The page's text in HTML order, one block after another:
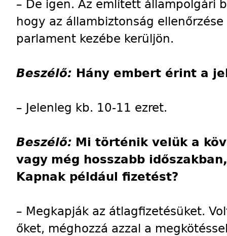
– De igen. Az említett állampolgári
hogy az állambiztonság
parlament kezébe kerüljön.
Beszélő: Hány embert érint a
– Jelenleg kb. 10-11 ezret.
Beszélő: Mi történik velük a
vagy még hosszabb
Kapnak például fizetést?
– Megkapják az átlagfizetésüket.
őket, méghozzá azzal a